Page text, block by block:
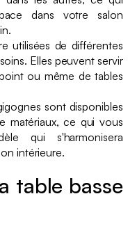
dans votre salon
utilisées de différentes
Elles peuvent servir
ou même de tables
sont disponibles
matériaux, ce qui vous
qui s'harmonisera
intérieure.
table basse